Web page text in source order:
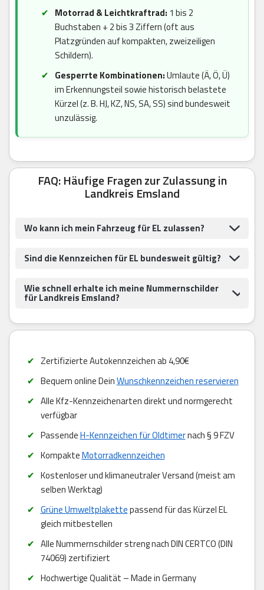
Motorrad & Leichtkraftrad: 1 bis 2
Buchstaben + 2 bis 3 Ziffern (oft aus
Platzgründen auf kompakten, zweizeiligen
Schildern).
Gesperrte Kombinationen:Umlaute (Ä, Ö, Ü)
im Erkennungsteil sowie historisch belastete
Kürzel (z. B. HJ, KZ, NS, SA, SS) sind bundesweit
unzulässig.
FAQ: Häufige Fragen zur Zulassung in
Landkreis Emsland
Wo kann ich mein Fahrzeug für EL zulassen?
Sind die Kennzeichen für EL bundesweit gültig?
Wie schnell erhalte ich meine Nummernschilder
für Landkreis Emsland?
Zertifizierte Autokennzeichen ab 4,90€
Bequem online DeinWunschkennzeichen reservieren
Alle Kfz-Kennzeichenarten direkt und normgerecht
verfügbar
PassendeH-Kennzeichen für Oldtimernach § 9 FZV
KompakteMotorradkennzeichen
Kostenloser und klimaneutraler Versand (meist am
selben Werktag)
Grüne Umweltplakettepassend für das Kürzel EL
gleich mitbestellen
Alle Nummernschilder streng nach DIN CERTCO (DIN
74069) zertifiziert
Hochwertige Qualität – Made in Germany